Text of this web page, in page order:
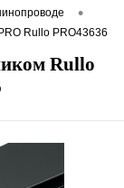
•
Rullo PRO43636
Rullo